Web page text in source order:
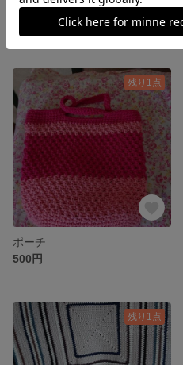
三角ショール
残り1点
ポーチ
500円
残り1点